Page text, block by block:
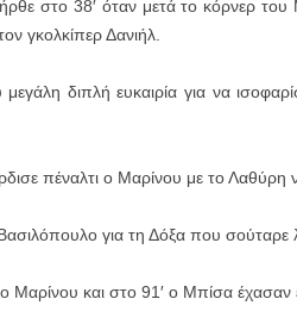
στο 38′ όταν μετά το κόρνερ
γκολκίπερ Δανιήλ.
διπλή ευκαιρία για να
πέναλτι ο Μαρίνου με το Λαθύρη
για τη Δόξα που σούταρε
Μαρίνου και στο 91′ ο Μπίσα έχασαν